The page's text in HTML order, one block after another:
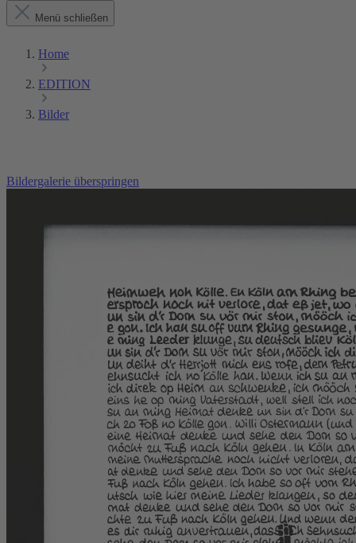
Menü schließen
Home
EDITION
Bilder
Bildergalerie überspringen